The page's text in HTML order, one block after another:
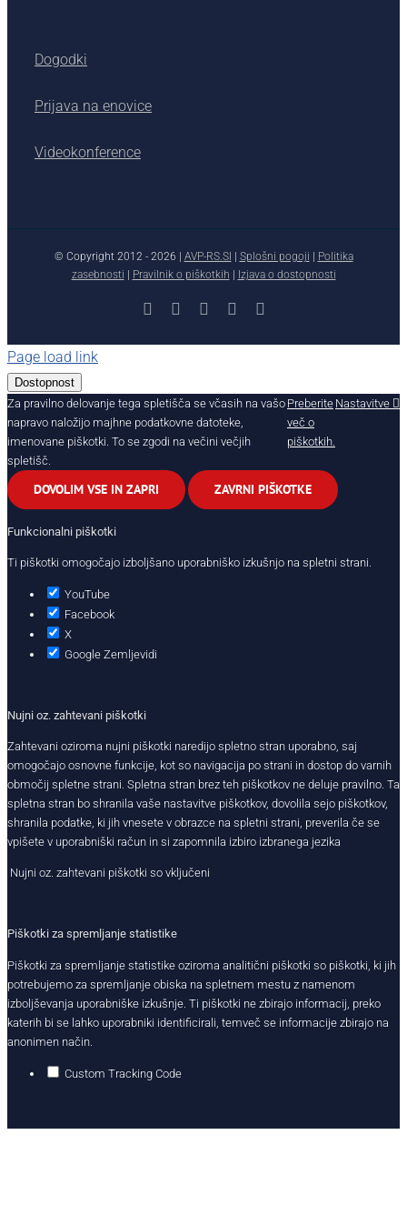
Dogodki
Prijava na enovice
Videokonference
© Copyright 2012 - 2026 | AVP-RS.SI Splošni pogoji
Politika
zasebnosti
Pravilnik o piškotkih Izjava o dostopnosti
Facebook YouTubeInstagram
Page load link
Dostopnost
Za pravilno delovanje tega spletišča se včasih na vašo
napravo naložijo majhne podatkovne datoteke,
imenovane piškotki. To se zgodi na večini večjih
spletišč.
Preberite
več o
piškotkih.
Nastavitve
DOVOLIM VSE IN ZAPRI ZAVRNI PIŠKOTKE
Funkcionalni piškotki
Ti piškotki omogočajo izboljšano uporabniško izkušnjo na spletni strani.
YouTube
Facebook
X
Google Zemljevidi
Nujni oz. zahtevani piškotki
Zahtevani oziroma nujni piškotki naredijo spletno stran uporabno, saj
omogočajo osnovne funkcije, kot so navigacija po strani in dostop do varnih
območij spletne strani. Spletna stran brez teh piškotkov ne deluje pravilno. Ta
spletna stran bo shranila vaše nastavitve piškotkov, dovolila sejo piškotkov,
shranila podatke, ki jih vnesete v obrazce na spletni strani, preverila če se
vpišete v uporabniški račun in si zapomnila izbiro izbranega jezika
Nujni oz. zahtevani piškotki so vključeni
Piškotki za spremljanje statistike
Piškotki za spremljanje statistike oziroma analitični piškotki so piškotki, ki jih
potrebujemo za spremljanje obiska na spletnem mestu z namenom
izboljševanja uporabniške izkušnje. Ti piškotki ne zbirajo informacij, preko
katerih bi se lahko uporabniki identificirali, temveč se informacije zbirajo na
anonimen način.
Custom Tracking Code